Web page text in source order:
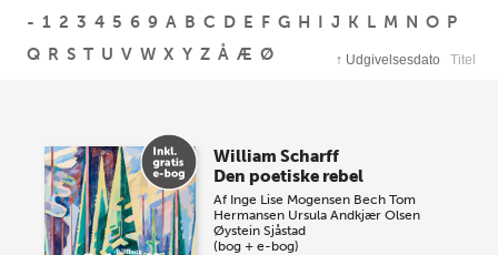
- 1 2 3 4 5 6 9 A B C D E F G H I J K L M N O P
Q R S T U V W X Y Z Å Æ Ø ↑ Udgivelsesdato Titel
William Scharff
Den poetiske rebel
Af Inge Lise Mogensen Bech Tom
Hermansen Ursula Andkjær Olsen
Øystein Sjåstad
(bog + e-bog)